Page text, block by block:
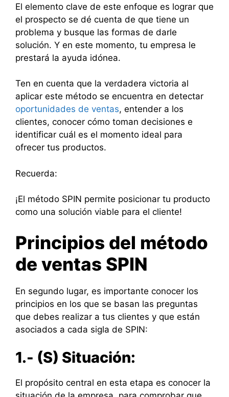
El elemento clave de este enfoque es lograr que
el prospecto se dé cuenta de que tiene un
problema y busque las formas de darle
solución. Y en este momento, tu empresa le
prestará la ayuda idónea.
Ten en cuenta que la verdadera victoria al
aplicar este método se encuentra en detectar
oportunidades de ventas, entender a los
clientes, conocer cómo toman decisiones e
identificar cuál es el momento ideal para
ofrecer tus productos.
Recuerda:
¡El método SPIN permite posicionar tu producto
como una solución viable para el cliente!
Principios del método
de ventas SPIN
En segundo lugar, es importante conocer los
principios en los que se basan las preguntas
que debes realizar a tus clientes y que están
asociados a cada sigla de SPIN:
1.- (S) Situación:
El propósito central en esta etapa es conocer la